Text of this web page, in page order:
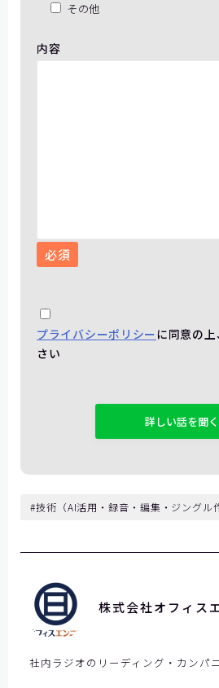
その他
内容
必須
プライバシーポリシーに同意の
さい
ー
ド
空
ま
ま
に
て
#技術（AI活用・録音・編集・ジングル
株式会社オフィス
社内ラジオのリーディング・カンパ